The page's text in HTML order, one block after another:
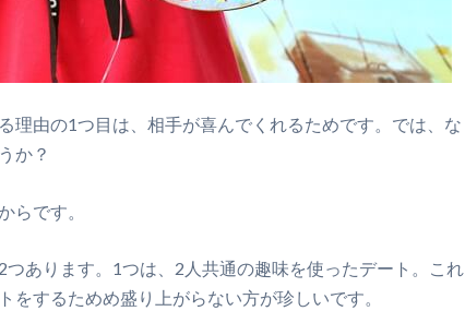
理由の1つ目は、相手が喜んでくれるためです。では、な
か？
らです。
あります。1つは、2人共通の趣味を使ったデート。これ
をするためめ盛り上がらない方が珍しいです。